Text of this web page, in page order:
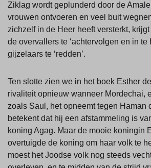
Ziklag wordt geplunderd door de
vrouwen ontvoeren en veel buit
zichzelf in de Heer heeft versterkt,
de overvallers te ‘achtervolgen en in te
gijzelaars te ‘redden’.
Ten slotte zien we in het boek Esther
rivaliteit opnieuw wanneer Mordechai,
zoals Saul, het opneemt tegen Haman
betekent dat hij een afstammeling is
koning Agag. Maar de mooie koningin
overtuigde de koning om haar volk te
moest het Joodse volk nog steeds